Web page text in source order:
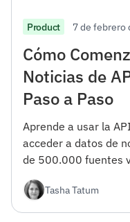
Product 7 de febrero
Cómo
Noticias de
Paso a Paso
Aprende a usar la
acceder a datos de
de 500.000 fuentes
opciones avanzadas
Tasha Tatum